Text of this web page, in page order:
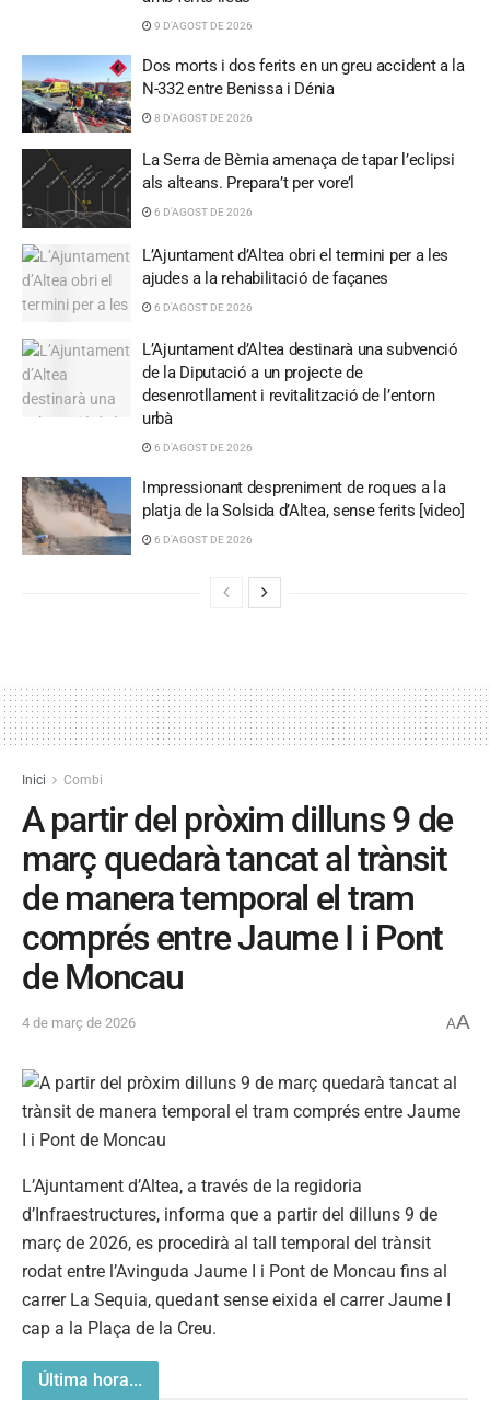
9 D'AGOST DE 2026
Dos morts i dos ferits en un greu accident a la
N-332 entre Benissa i Dénia
8 D'AGOST DE 2026
La Serra de Bèrnia amenaça de tapar l’eclipsi
als alteans. Prepara’t per vore’l
6 D'AGOST DE 2026
L’Ajuntament d’Altea obri el termini per a les
ajudes a la rehabilitació de façanes
6 D'AGOST DE 2026
L’Ajuntament d’Altea destinarà una subvenció
de la Diputació a un projecte de
desenrotllament i revitalització de l’entorn
urbà
6 D'AGOST DE 2026
Impressionant despreniment de roques a la
platja de la Solsida d’Altea, sense ferits [video]
6 D'AGOST DE 2026
Inici Combi
A partir del pròxim dilluns 9 de
març quedarà tancat al trànsit
de manera temporal el tram
comprés entre Jaume I i Pont
de Moncau
4 de març de 2026 AA
L’Ajuntament d’Altea, a través de la regidoria
d’Infraestructures, informa que a partir del dilluns 9 de
març de 2026, es procedirà al tall temporal del trànsit
rodat entre l’Avinguda Jaume I i Pont de Moncau fins al
carrer La Sequia, quedant sense eixida el carrer Jaume I
cap a la Plaça de la Creu.
Última hora...